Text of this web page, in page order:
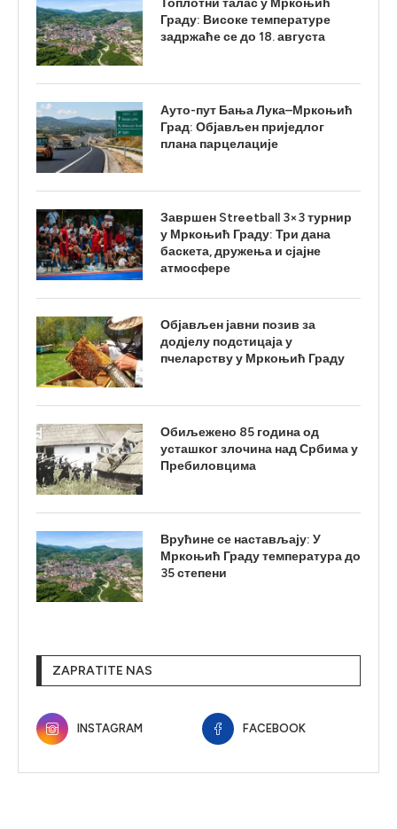
Топлотни талас у Мркоњић
Граду: Високе температуре
задржаће се до 18. августа
Ауто-пут Бања Лука–Мркоњић
Град: Објављен приједлог
плана парцелације
Завршен Streetball 3×3 турнир
у Мркоњић Граду: Три дана
баскета, дружења и сјајне
атмосфере
Објављен јавни позив за
додјелу подстицаја у
пчеларству у Мркоњић Граду
Обиљежено 85 година од
усташког злочина над Србима у
Пребиловцима
Врућине се настављају: У
Мркоњић Граду температура до
35 степени
ZAPRATITE NAS
INSTAGRAM FACEBOOK